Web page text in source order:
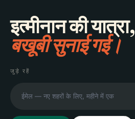
इत्मीनान की यात्रा,
बखूबी सुनाई गई।
जुड़े रहें